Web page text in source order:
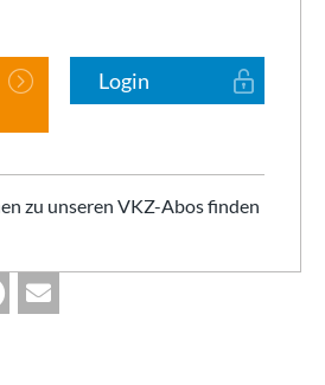
Login
zu unseren VKZ-Abos finden